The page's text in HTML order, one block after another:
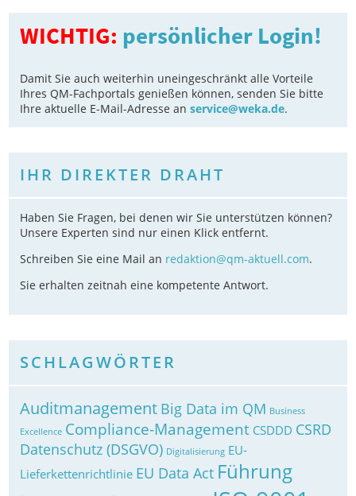
WICHTIG: persönlicher Login!
Damit Sie auch weiterhin uneingeschränkt alle Vorteile
Ihres QM-Fachportals genießen können, senden Sie bitte
Ihre aktuelle E-Mail-Adresse anservice@weka.de.
IHR DIREKTER DRAHT
Haben Sie Fragen, bei denen wir Sie unterstützen können?
Unsere Experten sind nur einen Klick entfernt.
Schreiben Sie eine Mail an redaktion@qm-aktuell.com.
Sie erhalten zeitnah eine kompetente Antwort.
SCHLAGWÖRTER
Auditmanagement Big Data im QM Business
Excellence Compliance-Management CSDDD CSRD
Datenschutz (DSGVO) Digitalisierung EU-
Lieferkettenrichtlinie EU Data Act Führung